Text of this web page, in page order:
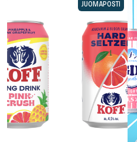
JUOMAPOSTI